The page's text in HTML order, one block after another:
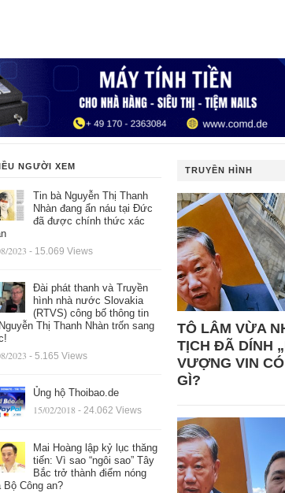
NGƯỜI XEM
Tin bà Nguyễn Thị Thanh
Nhàn đang ẩn náu tại Đức
đã được chính thức xác
2023 - 15.069 Views
Đài phát thanh và Truyền
hình nhà nước Slovakia
(RTVS) công bố thông tin
Thị Thanh Nhàn trốn sang
2023 - 5.165 Views
Ủng hộ Thoibao.de
15/02/2018 - 24.062 Views
Mai Hoàng lập kỷ lục thăng
tiến: Vì sao “ngôi sao” Tây
Bắc trở thành điểm nóng
Bộ Công an?
TRUYỀN HÌNH
TÔ LÂM VỪA
TỊCH ĐÃ DÍNH
VƯỢNG VIN
GÌ?